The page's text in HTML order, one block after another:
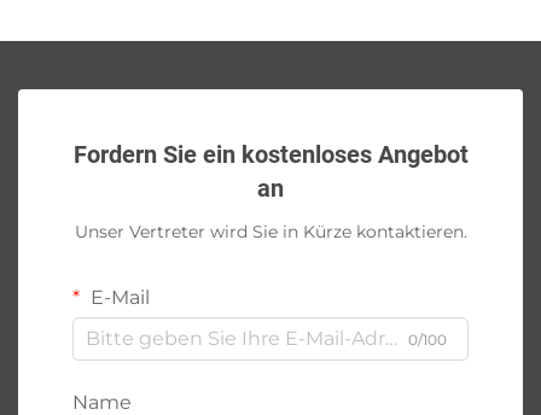
Fordern Sie ein kostenloses Angebot
an
Unser Vertreter wird Sie in Kürze kontaktieren.
E-Mail
0/100
Name